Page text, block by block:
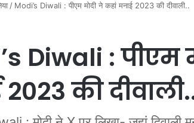
/ Modi’s Diwali : पीएम मोदी ने कहां मनाई 2023 की दीवाली..
Diwali : पीएम
की